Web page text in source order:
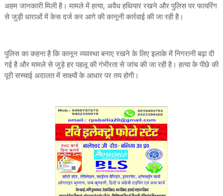
अहम जानकारी मिली है। मामले में हत्या, अवैध हथियार रखने और पुलिस पर फायरिंग
से जुड़ी धाराओं में केस दर्ज कर आगे की कानूनी कार्रवाई की जा रही है।
पुलिस का कहना है कि कानून व्यवस्था बनाए रखने के लिए इलाके में निगरानी बढ़ा दी
गई है और मामले से जुड़े हर पहलू की गंभीरता से जांच की जा रही है। हत्या के पीछे की
पूरी सच्चाई अदालत में साक्ष्यों के आधार पर तय होगी।